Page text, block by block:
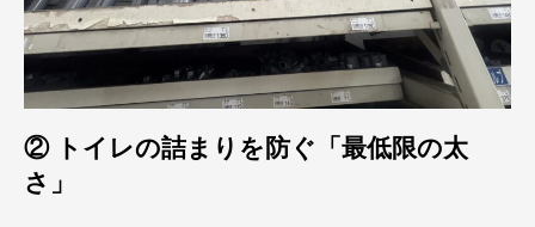
② トイレの詰まりを防ぐ「最低限の太
さ」